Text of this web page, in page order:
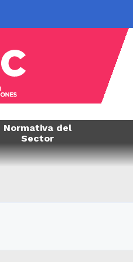
Normativa del
Sector